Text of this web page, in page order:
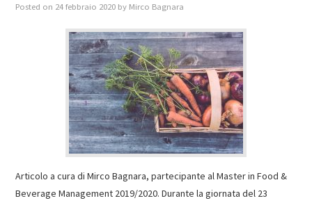
Posted on 24 febbraio 2020 by Mirco Bagnara
Articolo a cura di Mirco Bagnara, partecipante al Master in Food &
Beverage Management 2019/2020. Durante la giornata del 23